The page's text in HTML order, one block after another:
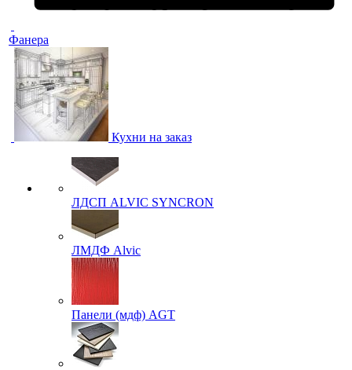
Фанера
Кухни на заказ
ЛДСП ALVIC SYNCRON
ЛМДФ Alvic
Панели (мдф) AGT